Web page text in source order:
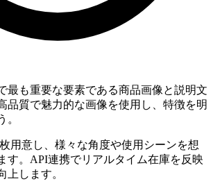
最も重要な要素である商品画像と説明文
品質で魅力的な画像を使用し、特徴を明
。
用意し、様々な角度や使用シーンを想
す。API連携でリアルタイム在庫を反映
上します。